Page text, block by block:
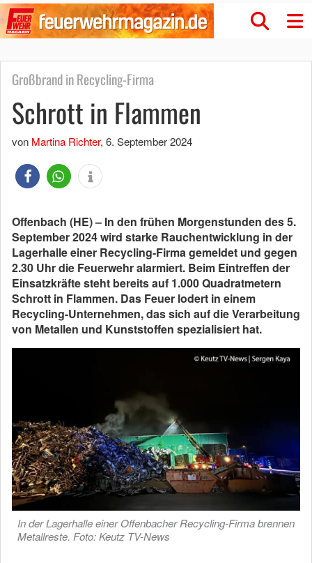
Großbrand in Recycling-Firma
Schrott in Flammen
von Martina Richter, 6. September 2024
Offenbach (HE) – In den frühen Morgenstunden des 5.
September 2024 wird starke Rauchentwicklung in der
Lagerhalle einer Recycling-Firma gemeldet und gegen
2.30 Uhr die Feuerwehr alarmiert. Beim Eintreffen der
Einsatzkräfte steht bereits auf 1.000 Quadratmetern
Schrott in Flammen. Das Feuer lodert in einem
Recycling-Unternehmen, das sich auf die Verarbeitung
von Metallen und Kunststoffen spezialisiert hat.
In der Lagerhalle einer Offenbacher Recycling-Firma brennen
Metallreste. Foto: Keutz TV-News